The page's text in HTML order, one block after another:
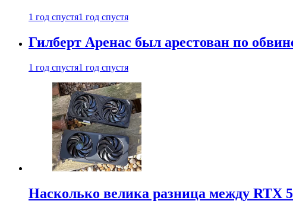
1 год спустя1 год спустя
Гилберт Аренас был арестован по
1 год спустя1 год спустя
Насколько велика разница между RTX